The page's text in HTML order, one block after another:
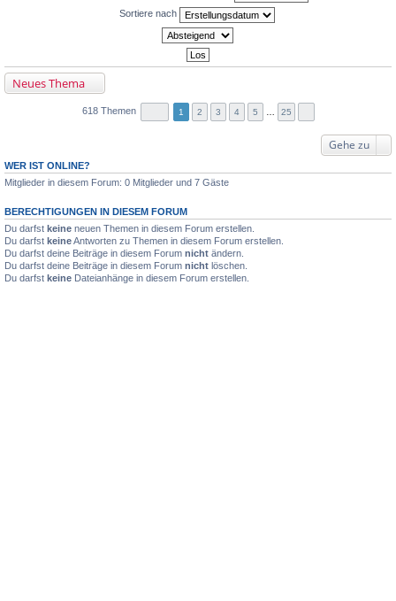
Sortiere nach
Neues Thema
618 Themen 1 2 3 4 5 25
Gehe zu
WER IST ONLINE?
Mitglieder in diesem Forum: 0 Mitglieder und 7 Gäste
BERECHTIGUNGEN IN DIESEM FORUM
Du darfst keine neuen Themen in diesem Forum erstellen.
Du darfst keineAntworten zu Themen in diesem Forum erstellen.
Du darfst deine Beiträge in diesem Forum nicht ändern.
Du darfst deine Beiträge in diesem Forum nicht löschen.
Du darfst keine Dateianhänge in diesem Forum erstellen.